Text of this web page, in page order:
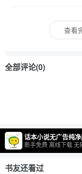
查看
全部评论(0)
话本小说无广告纯
新手免费 离线下载 无
书友还看过